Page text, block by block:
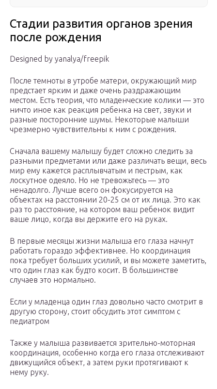
Стадии развития органов зрения
после рождения
Designed by yanalya/freepik
После темноты в утробе матери, окружающий мир
предстает ярким и даже очень раздражающим
местом. Есть теория, что младенческие колики — это
ничто иное как реакция ребенка на свет, звуки и
разные посторонние шумы. Некоторые малыши
чрезмерно чувствительны к ним с рождения.
Сначала вашему малышу будет сложно следить за
разными предметами или даже различать вещи, весь
мир ему кажется расплывчатым и пестрым, как
лоскутное одеяло. Но не тревожьтесь — это
ненадолго. Лучше всего он фокусируется на
объектах на расстоянии 20-25 см от их лица. Это как
раз то расстояние, на котором ваш ребенок видит
ваше лицо, когда вы держите его на руках.
В первые месяцы жизни малыша его глаза начнут
работать гораздо эффективнее. Но координация
пока требует больших усилий, и вы можете заметить,
что один глаз как будто косит. В большинстве
случаев это нормально.
Если у младенца один глаз довольно часто смотрит в
другую сторону, стоит обсудить этот симптом с
педиатром
Также у малыша развивается зрительно-моторная
координация, особенно когда его глаза отслеживают
движущийся объект, а затем руки протягивают к
нему руку.